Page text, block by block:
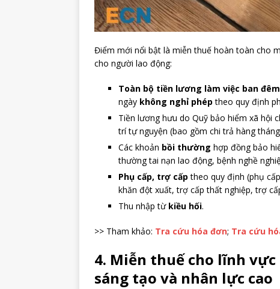
Điểm mới nổi bật là miễn thuế hoàn toàn cho
cho người lao động:
Toàn bộ tiền lương làm việc ban
ngày không nghỉ phép theo quy định
Tiền lương hưu do Quỹ bảo hiểm xã hội
trí tự nguyện (bao gồm chi trả hàng
Các khoản bồi thường hợp đồng bảo
thường tai nạn lao động, bệnh nghề
Phụ cấp, trợ cấp theo quy định (phụ
khăn đột xuất, trợ cấp thất nghiệp, trợ
Thu nhập từ kiều hối.
>> Tham khảo: Tra cứu hóa đơn; Tra cứu
4. Miễn thuế cho lĩnh
sáng tạo và nhân lực cao